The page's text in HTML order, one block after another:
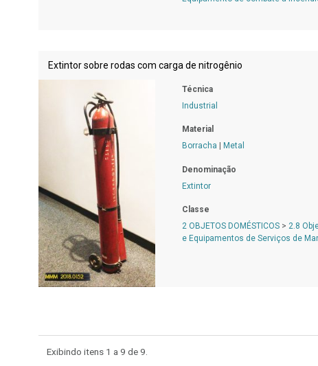
Extintor sobre rodas com carga de nitrogênio
Técnica
Industrial
Material
Borracha
Metal
Denominação
Extintor
Classe
2 OBJETOS DOMÉSTICOS > 2.8
e Equipamentos de Serviços de
Exibindo itens 1 a 9 de 9.